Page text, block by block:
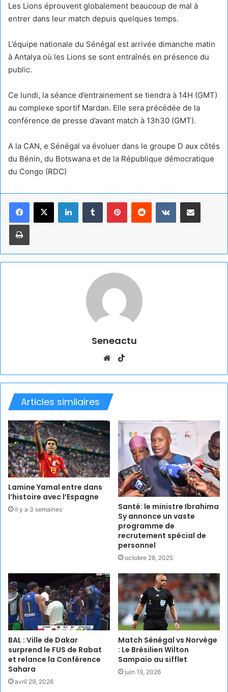
Les Lions éprouvent globalement beaucoup de mal à
entrer dans leur match depuis quelques temps.
L’équipe nationale du Sénégal est arrivée dimanche matin
à Antalya où les Lions se sont entraînés en présence du
public.
Ce lundi, la séance d’entrainement se tiendra à 14H (GMT)
au complexe sportif Mardan. Elle sera précédée de la
conférence de presse d’avant match à 13h30 (GMT).
A la CAN, e Sénégal va évoluer dans le groupe D aux côtés
du Bénin, du Botswana et de la République démocratique
du Congo (RDC)
LinkedinTumblr PinterestReddit VKontaktePartager par email
Imprimer
Seneactu
Website
Articles similaires
Lamine Yamal entre dans
l’histoire avec l’Espagne
il y a 3 semaines
Santé: le ministre Ibrahima
Sy annonce un vaste
programme de
recrutement spécial de
personnel
octobre 28, 2025
BAL : Ville de Dakar
surprend le FUS de Rabat
et relance la Conférence
Sahara
avril 29, 2026
Match Sénégal vs Norvège
: Le Brésilien Wilton
Sampaio au sifflet
juin 19, 2026